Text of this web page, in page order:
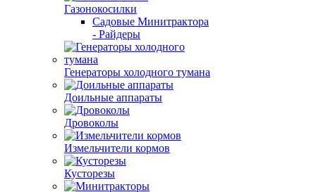
Газонокосилки
Садовые Минитрактора
- Райдеры
Генераторы холодного тумана
Доильные аппараты
Дровоколы
Измельчители кормов
Кусторезы